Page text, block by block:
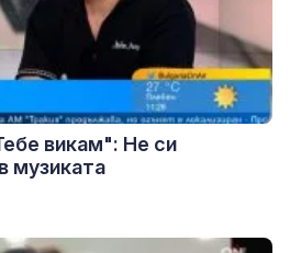
викам": Не си
музиката